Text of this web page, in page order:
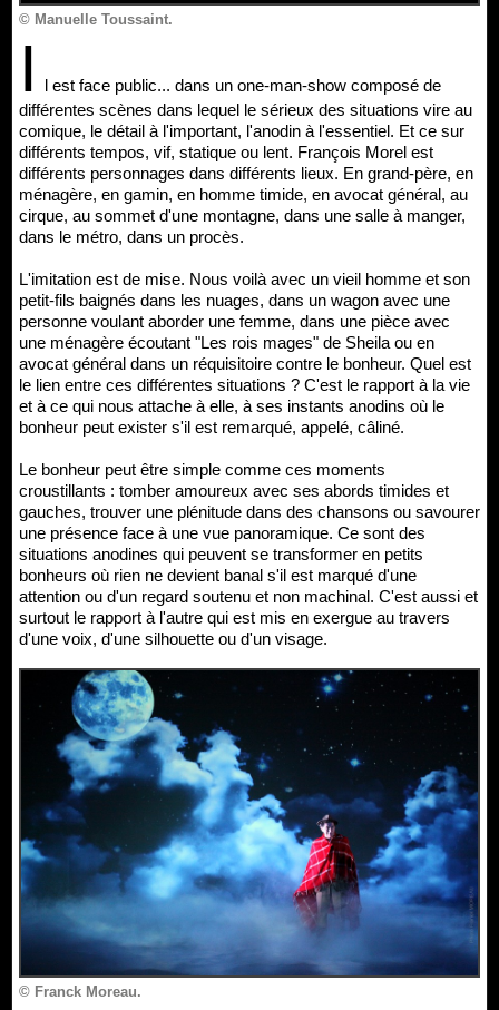
© Manuelle Toussaint.
I
l est face public... dans un one-man-show composé de
différentes scènes dans lequel le sérieux des situations vire au
comique, le détail à l'important, l'anodin à l'essentiel. Et ce sur
différents tempos, vif, statique ou lent. François Morel est
différents personnages dans différents lieux. En grand-père, en
ménagère, en gamin, en homme timide, en avocat général, au
cirque, au sommet d'une montagne, dans une salle à manger,
dans le métro, dans un procès.
L'imitation est de mise. Nous voilà avec un vieil homme et son
petit-fils baignés dans les nuages, dans un wagon avec une
personne voulant aborder une femme, dans une pièce avec
une ménagère écoutant "Les rois mages" de Sheila ou en
avocat général dans un réquisitoire contre le bonheur. Quel est
le lien entre ces différentes situations ? C'est le rapport à la vie
et à ce qui nous attache à elle, à ses instants anodins où le
bonheur peut exister s'il est remarqué, appelé, câliné.
Le bonheur peut être simple comme ces moments
croustillants : tomber amoureux avec ses abords timides et
gauches, trouver une plénitude dans des chansons ou savourer
une présence face à une vue panoramique. Ce sont des
situations anodines qui peuvent se transformer en petits
bonheurs où rien ne devient banal s'il est marqué d'une
attention ou d'un regard soutenu et non machinal. C'est aussi et
surtout le rapport à l'autre qui est mis en exergue au travers
d'une voix, d'une silhouette ou d'un visage.
© Franck Moreau.